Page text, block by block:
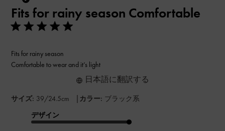
Fits for rainy season Comfortable
Fits for rainy season
Comfortable to wear and it’s light
サイズ: 39/24.5cm | カラー: ブラック系
デザイン
日本語に翻訳する